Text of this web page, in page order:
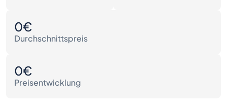
0€
Durchschnittspreis
0€
Preisentwicklung